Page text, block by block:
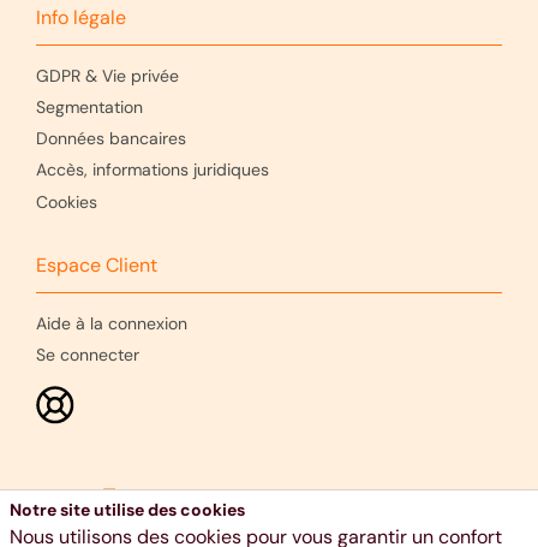
Info légale
GDPR & Vie privée
Segmentation
Données bancaires
Accès, informations juridiques
Cookies
Espace Client
Aide à la connexion
Se connecter
Notre site utilise des cookies
Nous utilisons des cookies pour vous garantir un confort